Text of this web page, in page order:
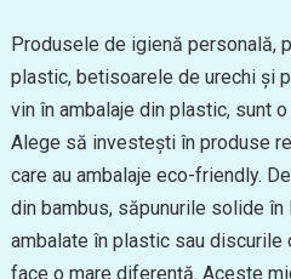
Produsele de igienă personală,
plastic, betisoarele de urechi și
vin în ambalaje din plastic, sunt
Alege să investești în produse
care au ambalaje eco-friendly.
din bambus, săpunurile solide
ambalate în plastic sau
face o mare diferență. Aceste